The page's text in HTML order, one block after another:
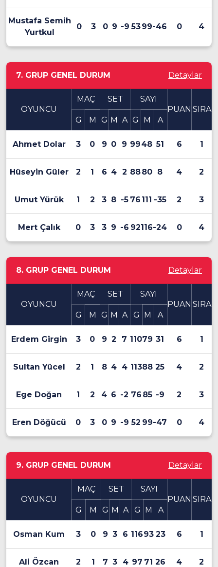
Mustafa Semih
Yurtkul
0 3 0 9 -9 5399-46 0 4
7. GRUP GENEL DURUM Detaylar
OYUNCU
MAÇ SET
SAYI
PUAN SIRA
G
M G M A G M A
Ahmet Dolar 3 0 9 0 9 9948 51 6 1
Hüseyin Güler 2 1 6 4 2 8880 8 4 2
Umut Yürük 1 2 3 8 -5 76 111 -35 2 3
Mert Çalık 0 3 3 9 -6 92116-24 0 4
8. GRUP GENEL DURUM Detaylar
OYUNCU
MAÇ SET
SAYI
PUAN SIRA
G
M G M A G M A
Erdem Girgin 3 0 9 2 7 11079 31 6 1
Sultan Yücel 2 1 8 4 4 11388 25 4 2
Ege Doğan 1 2 4 6 -2 76 85 -9 2 3
Eren Döğücü 0 3 0 9 -9 52 99-47 0 4
9. GRUP GENEL DURUM Detaylar
OYUNCU
MAÇ SET
SAYI
PUAN SIRA
G
M G M A G M A
Osman Kum 3 0 9 3 6 11693 23 6 1
Ali Özcan 2 1 7 3 4 97 71 26 4 2